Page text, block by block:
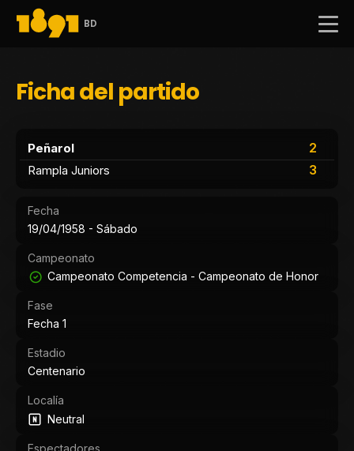
BD
Ficha del partido
Peñarol
2
3
Rampla Juniors
Fecha
19/04/1958 - Sábado
Campeonato
Campeonato Competencia - Campeonato de Honor
Fase
Fecha 1
Estadio
Centenario
Localía
Neutral
Espectadores